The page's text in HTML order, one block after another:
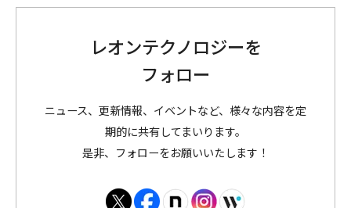
レオンテクノロジーを
フォロー
ニュース、更新情報、イベントなど、様々な内容を定
期的に共有してまいります。
是非、フォローをお願いいたします！